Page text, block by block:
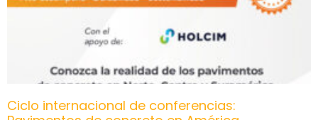
Ciclo internacional de conferencias: